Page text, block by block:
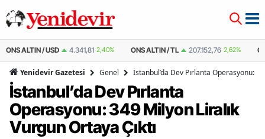
ONS ALTIN / TL 207.152,76 2,62% ÇEYREK ALTIN 10.889,99 2,59%
Yenidevir Gazetesi Genel İstanbul’da Dev Pırlanta Operasyonu:
İstanbul’da Dev Pırlanta
Operasyonu: 349 Milyon Liralık
Vurgun Ortaya Çıktı